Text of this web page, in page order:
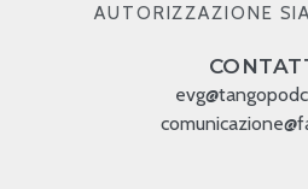
AUTORIZZAZIONE